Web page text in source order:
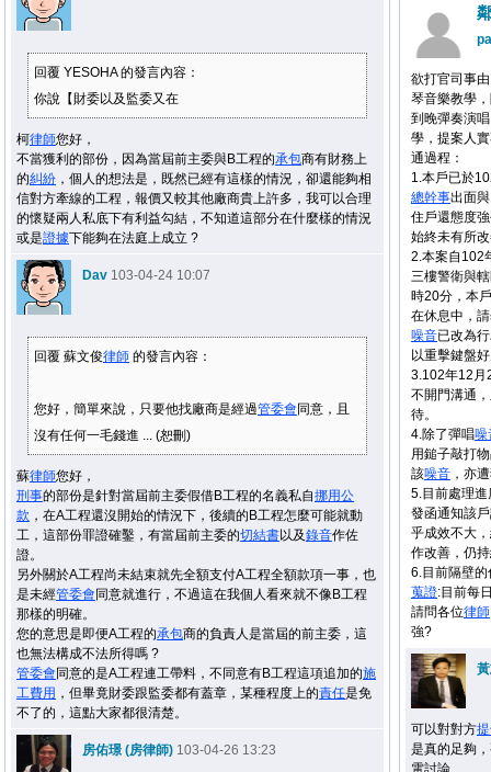
回覆 YESOHA 的發言內容：
你說【財委以及監委又在
柯律師您好，
不當獲利的部份，因為當屆前主委與B工程的承包商有財務上
的糾紛 ，個人的想法是，既然已經有這樣的情況，卻還能夠相
信對方牽線的工程，報價又較其他廠商貴上許多，我可以合理
的懷疑兩人私底下有利益勾結，不知道這部分在什麼樣的情況
或是證據下能夠在法庭上成立 ?
Dav 103-04-24 10:07
回覆 蘇文俊律師 的發言內容：
您好，簡單來說，只要他找廠商是經過管委會 同意，且
沒有任何一毛錢進 ... (恕刪)
蘇律師您好，
刑事的部份是針對當屆前主委假借B工程的名義私自挪用公
款 ，在A工程還沒開始的情況下，後續的B工程怎麼可能就動
工，這部份罪證確鑿，有當屆前主委的切結書以及錄音作佐
證。
另外關於A工程尚未結束就先全額支付A工程全額款項一事，也
是未經管委會 同意就進行，不過這在我個人看來就不像B工程
那樣的明確。
您的意思是即便A工程的承包商的負責人是當屆的前主委，這
也無法構成不法所得嗎 ?
管委會 同意的是A工程連工帶料，不同意有B工程這項追加的施
工費用 ，但畢竟財委跟監委都有蓋章，某種程度上的責任是免
不了的，這點大家都很清楚。
房佑璟 (房律師) 103-04-26 13:23
欲打官司事
琴音樂教學
到晚彈奏演
學，提案人
通過程：
1.本戶已於
總幹事出面
住戶還態度
始終未有所
2.本案自102
三樓警衛與
時20分，本
在休息中，
噪音已改為
以重擊鍵盤
3.102年12月
不開門溝通
待。
4.除了彈唱噪
用鎚子敲打
該噪音 ，亦
5.目前處理
發函通知該
乎成效不大
作改善，仍
6.目前隔壁
蒐證:目前每
請問各位律師
強?
可以對對方
是真的足夠
電討論